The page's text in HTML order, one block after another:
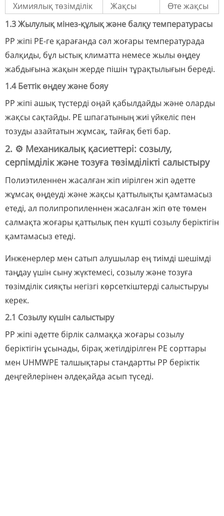
Химиялық төзімділік
Жақсы
Өте жақсы
1.3 Жылулық мінез-құлық және балқу температурасы
PP жіпі PE-ге қарағанда сәл жоғары температурада
балқиды, бұл ыстық климатта немесе жылы өңдеу
жабдығына жақын жерде пішін тұрақтылығын береді.
1.4 Беттік өңдеу және бояу
PP жіпі ашық түстерді оңай қабылдайды және оларды
жақсы сақтайды. PE шпагатының жиі үйкеліс пен
тозуды азайтатын жұмсақ, тайғақ беті бар.
2. ⚙️ Механикалық қасиеттері: созылу,
серпімділік және тозуға төзімділікті салыстыру
Полиэтиленнен жасалған жіп иірілген жіп әдетте
жұмсақ өңдеуді және жақсы қаттылықты қамтамасыз
етеді, ал полипропиленнен жасалған жіп өте төмен
салмақта жоғары қаттылық пен күшті созылу беріктігін
қамтамасыз етеді.
Инженерлер мен сатып алушылар ең тиімді шешімді
таңдау үшін сыну жүктемесі, созылу және тозуға
төзімділік сияқты негізгі көрсеткіштерді салыстыруы
керек.
2.1 Созылу күшін салыстыру
PP жіпі әдетте бірлік салмаққа жоғары созылу
беріктігін ұсынады, бірақ жетілдірілген PE сорттары
мен UHMWPE талшықтары стандартты PP беріктік
деңгейлерінен әлдеқайда асып түседі.